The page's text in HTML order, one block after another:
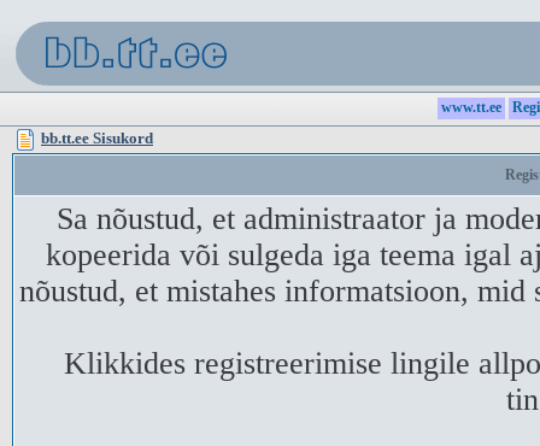
www.tt.ee
bb.tt.ee Sisukord
Sa nõustud, et administraator ja
kopeerida või sulgeda iga teema igal
nõustud, et mistahes informatsioon, mid
Klikkides registreerimise lingile